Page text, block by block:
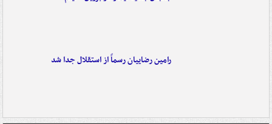
رامین رضاییان رسماً از استقلال جدا شد